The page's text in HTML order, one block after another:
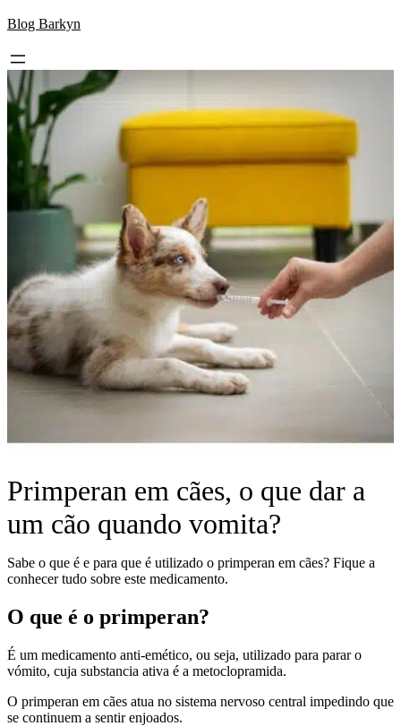
Skip
content
Blog Barkyn
Primperan em cães, o que dar a
um cão quando vomita?
Sabe o que é e para que é utilizado o primperan em cães? Fique a
conhecer tudo sobre este medicamento.
O que é o primperan?
É um medicamento anti-emético, ou seja, utilizado para parar o
vómito, cuja substancia ativa é a metoclopramida.
O primperan em cães atua no sistema nervoso central impedindo que
se continuem a sentir enjoados.